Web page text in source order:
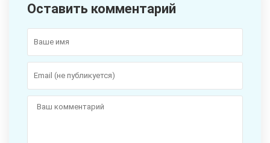
Оставить комментарий